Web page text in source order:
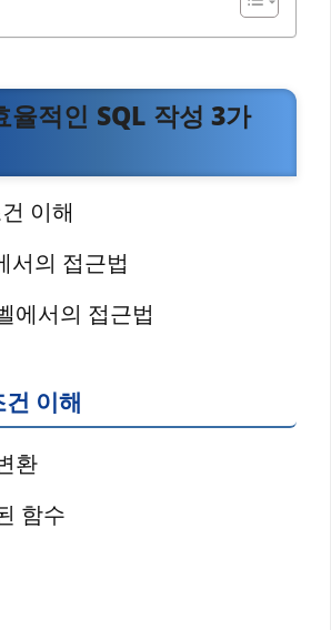
율적인 SQL 작성 3가
이해
서의 접근법
에서의 접근법
건 이해
환
함수